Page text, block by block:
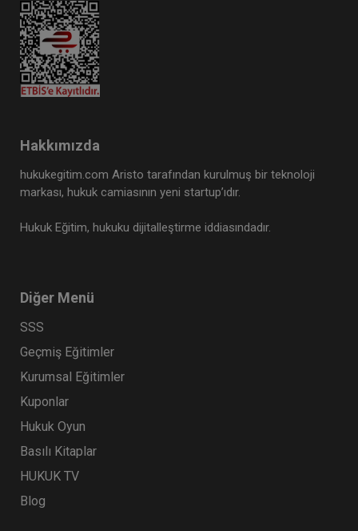
Hakkımızda
hukukegitim.com Aristo tarafından kurulmuş bir teknoloji
markası, hukuk camiasının yeni startup’ıdır.
Hukuk Eğitim, hukuku dijitalleştirme iddiasındadır.
Diğer Menü
SSS
Geçmiş Eğitimler
Kurumsal Eğitimler
Kuponlar
Hukuk Oyun
Basılı Kitaplar
HUKUK TV
Blog